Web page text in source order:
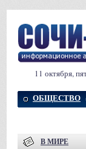
11 октября,
ОБЩЕСТВО
В МИРЕ